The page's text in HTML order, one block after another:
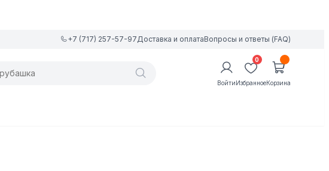
+7 (717) 257-57-97Доставка и оплатаВопросы и ответы (FAQ)
Войти
0
ИзбранноеКорзина